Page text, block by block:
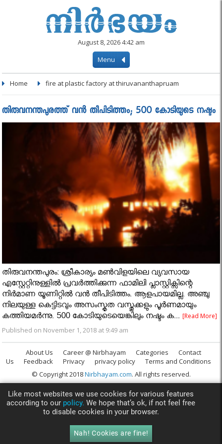
August 8, 2026 4:42 am
Menu
Home fire at plastic factory at thiruvananthapruam
തിരുവനന്തപുരത്ത് വൻ തീപിടിത്തം; 500 കോടിയുടെ നഷ്ടം
തിരുവനന്തപുരം: ശ്രീകാര്യം മൺവിളയിലെ വ്യവസായ
എസ്റ്റേറ്റിനുള്ളിൽ പ്രവർത്തിക്കുന്ന ഫാമിലി പ്ലാസ്റ്റിക്സിന്റെ
നിർമാണ യൂണിറ്റിൽ വൻ തീപിടിത്തം. ആളപായമില്ല. അഞ്ചു
നിലയുള്ള കെട്ടിടവും അസംസ്കൃത വസ്തുക്കളും പൂർണമായും
കത്തിയമർന്നു. 500 കോടിയുടെയെങ്കിലും നഷ്ടം ക...[Read More]
Published on November 1, 2018 at 9:49 am
About Us Career @ Nirbhayam Categories
Contact
Us
Feedback Privacy privacy policy
Terms and Conditions
© Copyright 2018Nirbhayam.com. All rights reserved.
Like most websites we use cookies for various features
according to our policy. We hope that’s ok, if not feel free
to disable cookies in your browser.
Nah! Cookies are fine!